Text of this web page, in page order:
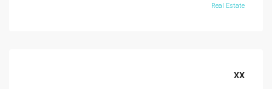
Real Estate
xx